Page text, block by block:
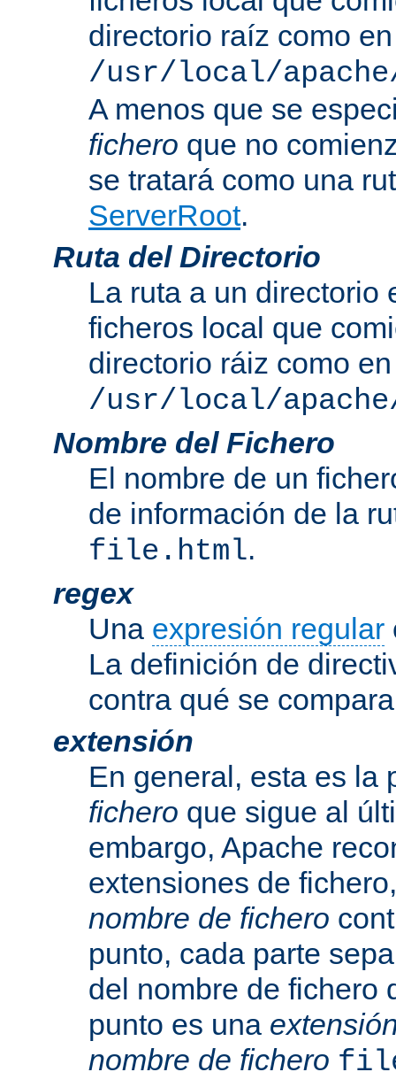
directorio raíz como en
/usr/local/
A menos que se
fichero que no
se tratará como una
ServerRoot.
Ruta del Directorio
La ruta a un directorio
ficheros local que
directorio ráiz como en
/usr/local/
Nombre del Fichero
El nombre de un
de información de la
file.html.
regex
Una expresión regular
La definición de
contra qué se
extensión
En general, esta es la
fichero que sigue al
embargo, Apache
extensiones de
nombre de fichero
punto, cada parte
del nombre de fichero
punto es una
nombre de fichero